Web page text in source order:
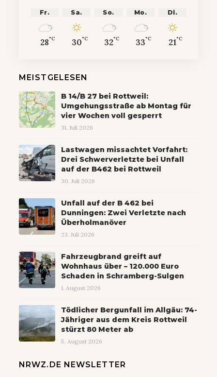
Fr.
28°C
Sa.
30°C
So.
32°C
Mo.
33°C
Di.
21°C
MEISTGELESEN
B 14/B 27 bei Rottweil:
Umgehungsstraße ab Montag für
vier Wochen voll gesperrt
31. Juli 2026
Lastwagen missachtet Vorfahrt:
Drei Schwerverletzte bei Unfall
auf der B462 bei Rottweil
30. Juli 2026
Unfall auf der B 462 bei
Dunningen: Zwei Verletzte nach
Überholmanöver
23. Juli 2026
Fahrzeugbrand greift auf
Wohnhaus über – 120.000 Euro
Schaden in Schramberg-Sulgen
1. August 2026
Tödlicher Bergunfall im Allgäu: 74-
Jähriger aus dem Kreis Rottweil
stürzt 80 Meter ab
5. August 2026
NRWZ.DE NEWSLETTER